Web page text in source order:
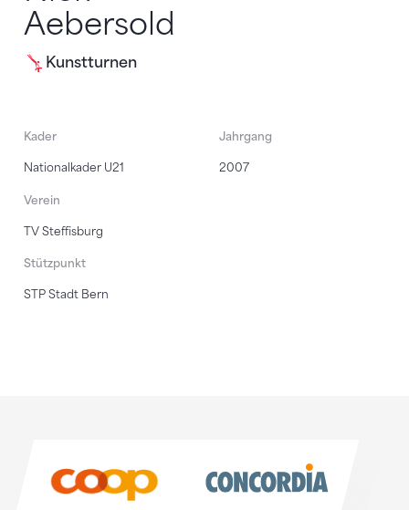
Aebersold
Kunstturnen
Kader
Nationalkader U21
Jahrgang
2007
Verein
TV Steffisburg
Stützpunkt
STP Stadt Bern